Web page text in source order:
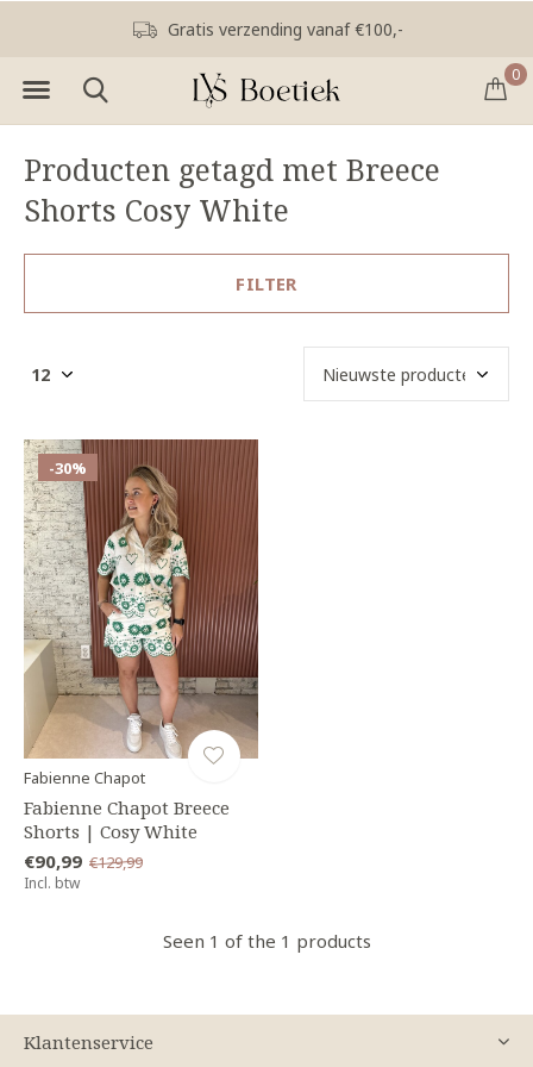
0
Gratis verzending vanaf €100,-
Producten getagd met Breece
Shorts Cosy White
FILTER
-30%
Fabienne Chapot
Fabienne Chapot Breece
Shorts | Cosy White
€90,99 €129,99
Incl. btw
Seen 1 of the 1 products
Klantenservice